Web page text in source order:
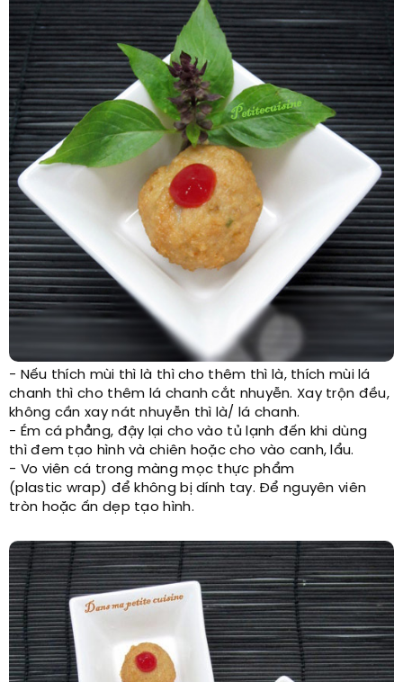
- Nếu thích mùi thì là thì cho thêm thì là, thích mùi lá
chanh thì cho thêm lá chanh cắt nhuyễn. Xay trộn đều,
không cần xay nát nhuyễn thì là/ lá chanh.
- Ém cá phẳng, đậy lại cho vào tủ lạnh đến khi dùng
thì đem tạo hình và chiên hoặc cho vào canh, lẩu.
- Vo viên cá trong màng mọc thực phẩm
(plastic wrap) để không bị dính tay. Để nguyên viên
tròn hoặc ấn dẹp tạo hình.